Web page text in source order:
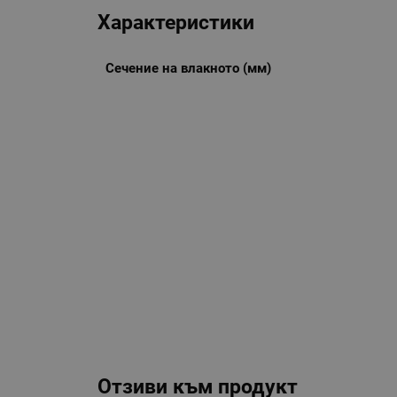
Характеристики
Сечение на влакното (мм)
Отзиви към продукт